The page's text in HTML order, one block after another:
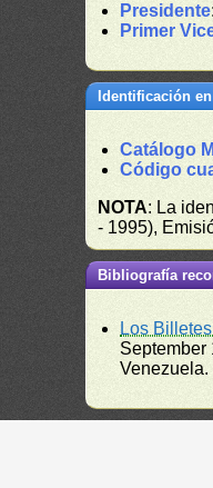
Presidente
Primer
Identificación
Catálogo
Código
NOTA: La
- 1995),
Bibliografía
Los
September